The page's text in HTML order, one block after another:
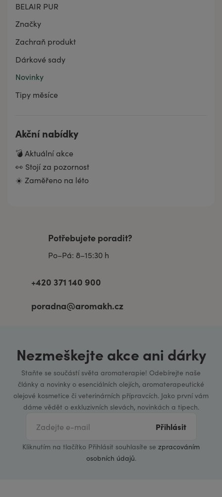
BELAIR PUR
Značky
Zachraň produkt
Dárkové sady
Novinky
Tipy měsíce
Akční nabídky
💣 Aktuální akce
👀 Stojí za pozornost
☀️ Zaměřeno na léto
Potřebujete poradit?
Po–Pá: 8–15:30 h
+420 371 140 900
poradna@aromakh.cz
Nezmeškejte akce ani dárky
Staňte se součástí světa aromaterapie! Odebírejte naše
články a novinky o esenciálních olejích, aromaterapeutické
olejové kosmetice či veterinárních přípravcích. Jako první vám
dáme vědět o exkluzivních slevách, novinkách a tipech.
Přihlásit
Kliknutím na tlačítko Přihlásit souhlasíte se zpracováním
osobních údajů.